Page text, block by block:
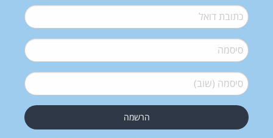
דואל*
סיסמה*
סיסמה (שוב)*